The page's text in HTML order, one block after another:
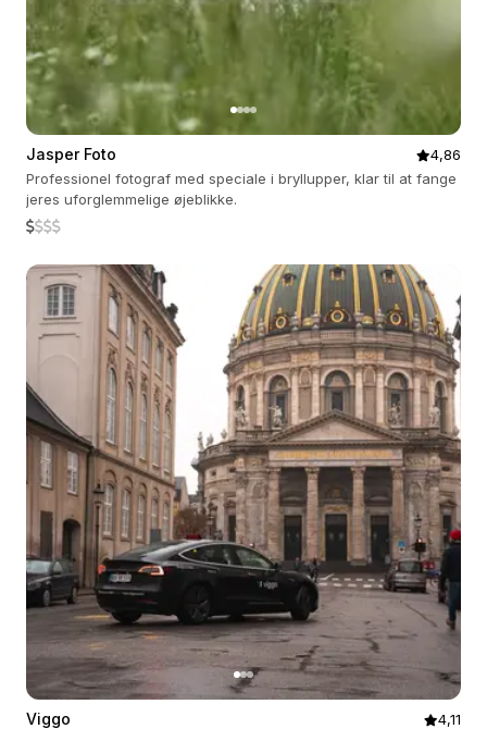
Jasper Foto
4,86
Professionel fotograf med speciale i bryllupper, klar til at fange
jeres uforglemmelige øjeblikke.
Viggo
4,11